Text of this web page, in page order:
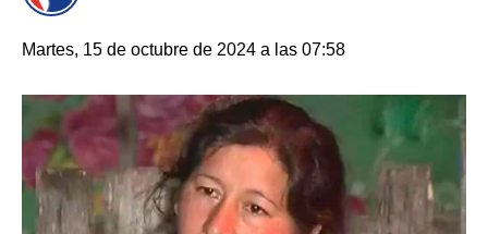
Martes, 15 de octubre de 2024 a las 07:58